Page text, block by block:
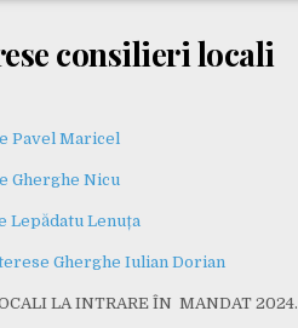
consilieri locali
Pavel Maricel
Gherghe Nicu
Lepădatu Lenuța
Gherghe Iulian Dorian
LA INTRARE ÎN MANDAT 2024.